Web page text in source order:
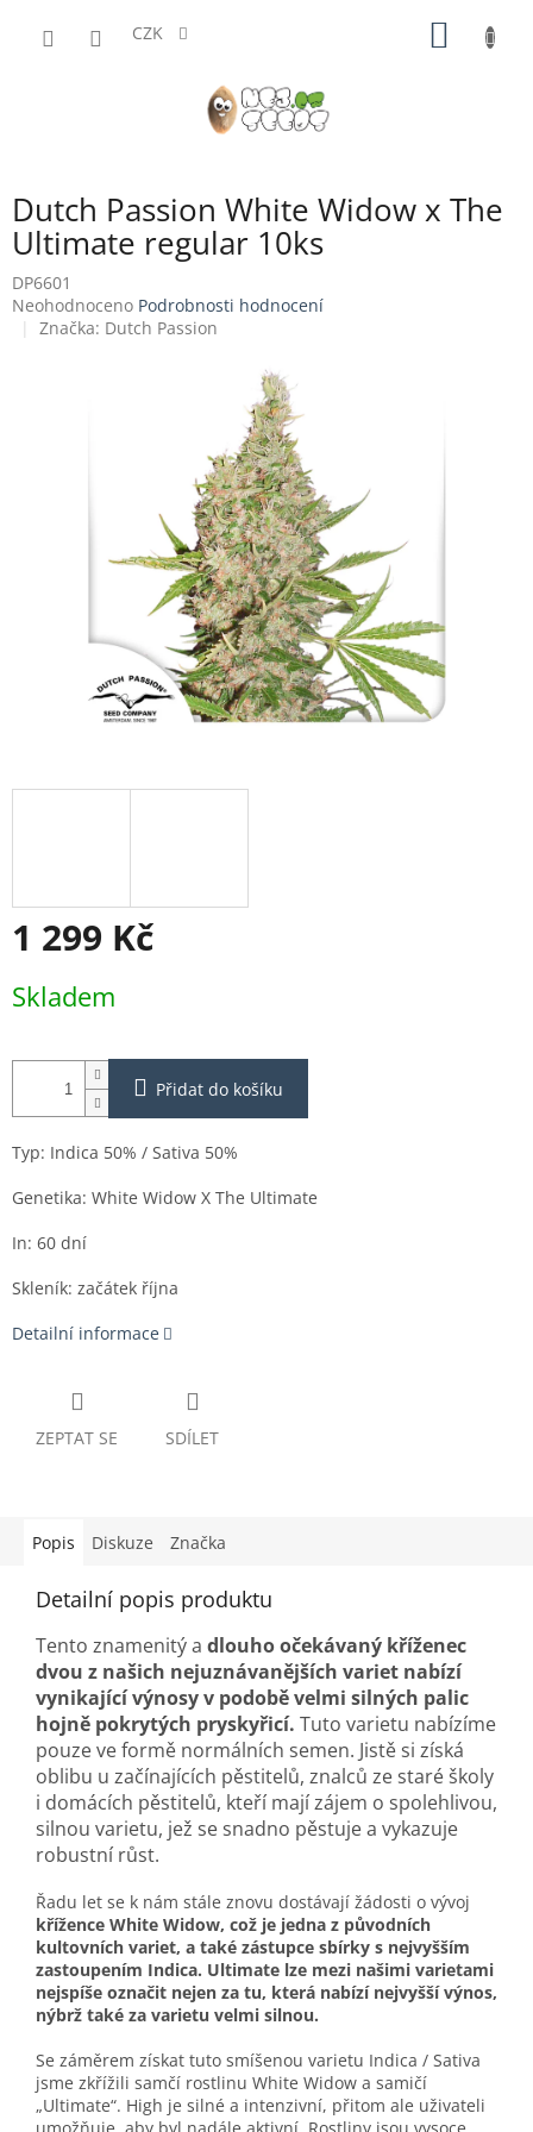
CZK
Dutch Passion White Widow x The
Ultimate regular 10ks
DP6601
Průměrné
hodnocení
Neohodnoceno Podrobnosti hodnocení
Značka: Dutch Passion
1 299 Kč
cena:
Skladem
Přidat do košíku
Typ: Indica 50% / Sativa 50%
Genetika: White Widow X The Ultimate
In: 60 dní
Skleník: začátek října
Detailní informace
ZEPTAT SE SDÍLET
Popis Diskuze Značka
Detailní popis produktu
Tento znamenitý a dlouho očekávaný kříženec
dvou z našich nejuznávanějších variet nabízí
vynikající výnosy v podobě velmi silných palic
hojně pokrytých pryskyřicí. Tuto varietu nabízíme
pouze ve formě normálních semen. Jistě si získá
oblibu u začínajících pěstitelů, znalců ze staré školy
i domácích pěstitelů, kteří mají zájem o spolehlivou,
silnou varietu, jež se snadno pěstuje a vykazuje
robustní růst.
Řadu let se k nám stále znovu dostávají žádosti o vývoj
křížence White Widow, což je jedna z původních
kultovních variet, a také zástupce sbírky s nejvyšším
zastoupením Indica. Ultimate lze mezi našimi varietami
nejspíše označit nejen za tu, která nabízí nejvyšší výnos,
nýbrž také za varietu velmi silnou.
Se záměrem získat tuto smíšenou varietu Indica / Sativa
jsme zkřížili samčí rostlinu White Widow a samičí
„Ultimate“. High je silné a intenzivní, přitom ale uživateli